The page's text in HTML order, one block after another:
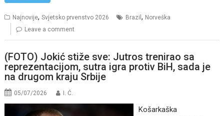
Najnovije,Svjetsko prvenstvo 2026 Brazil, Norveška
Leave a comment
(FOTO) Jokić stiže sve: Jutros trenirao sa
reprezentacijom, sutra igra protiv BiH, sada je
na drugom kraju Srbije
05/07/2026 I. Ć.
Košarkaška